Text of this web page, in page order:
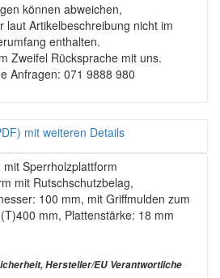
können abweichen,
laut Artikelbeschreibung nicht im
enthalten.
Zweifel Rücksprache mit uns.
Anfragen: 071 9888 980
mit weiteren Details
Sperrholzplattform
mit Rutschschutzbelag,
100 mm, mit Griffmulden zum
mm, Plattenstärke: 18 mm
Hersteller/EU Verantwortliche